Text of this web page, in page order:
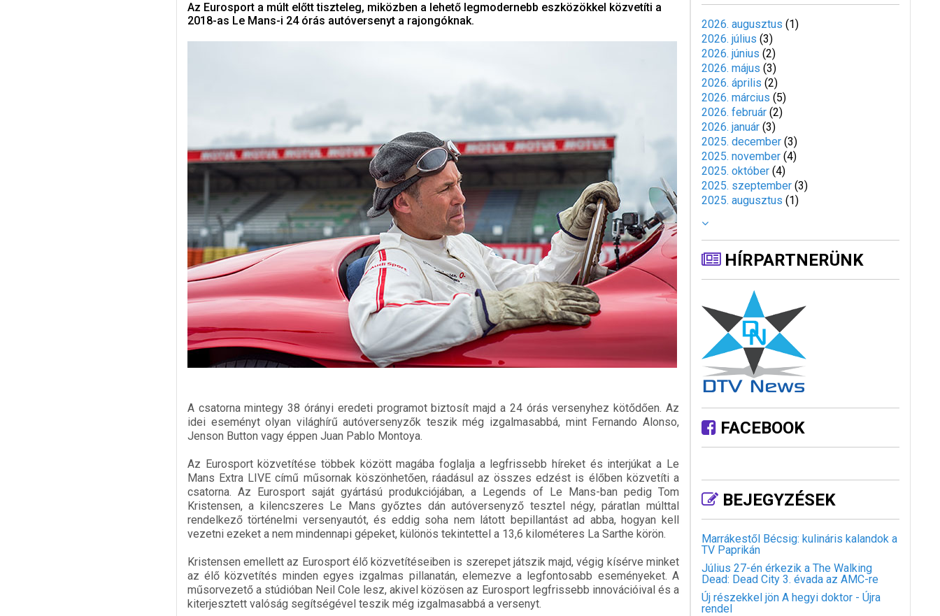
Az Eurosport a múlt előtt tiszteleg, miközben a lehető legmodernebb eszközökkel közvetíti a
2018-as Le Mans-i 24 órás autóversenyt a rajongóknak.
A csatorna mintegy 38 órányi eredeti programot biztosít majd a 24 órás versenyhez kötődően. Az
idei eseményt olyan világhírű autóversenyzők teszik még izgalmasabbá, mint Fernando Alonso,
Jenson Button vagy éppen Juan Pablo Montoya.
Az Eurosport közvetítése többek között magába foglalja a legfrissebb híreket és interjúkat a Le
Mans Extra LIVE című műsornak köszönhetően, ráadásul az összes edzést is élőben közvetíti a
csatorna. Az Eurosport saját gyártású produkciójában, a Legends of Le Mans-ban pedig Tom
Kristensen, a kilencszeres Le Mans győztes dán autóversenyző tesztel négy, páratlan múlttal
rendelkező történelmi versenyautót, és eddig soha nem látott bepillantást ad abba, hogyan kell
vezetni ezeket a nem mindennapi gépeket, különös tekintettel a 13,6 kilométeres La Sarthe körön.
Kristensen emellett az Eurosport élő közvetítéseiben is szerepet játszik majd, végig kísérve minket
az élő közvetítés minden egyes izgalmas pillanatán, elemezve a legfontosabb eseményeket. A
műsorvezető a stúdióban Neil Cole lesz, akivel közösen az Eurosport legfrissebb innovációival és a
kiterjesztett valóság segítségével teszik még izgalmasabbá a versenyt.
2026. augusztus (1)
2026. július (3)
2026. június (2)
2026. május (3)
2026. április (2)
2026. március (5)
2026. február (2)
2026. január (3)
2025. december (3)
2025. november (4)
2025. október (4)
2025. szeptember (3)
2025. augusztus (1)
HÍRPARTNERÜNK
FACEBOOK
BEJEGYZÉSEK
Marrákestől Bécsig: kulináris kalandok a
TV Paprikán
Július 27-én érkezik a The Walking
Dead: Dead City 3. évada az AMC-re
Új részekkel jön A hegyi doktor - Újra
rendel